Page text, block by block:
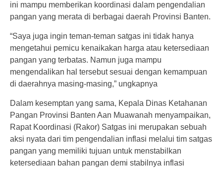
ini mampu memberikan koordinasi dalam pengendalian
pangan yang merata di berbagai daerah Provinsi Banten.
“Saya juga ingin teman-teman satgas ini tidak hanya
mengetahui pemicu kenaikakan harga atau ketersediaan
pangan yang terbatas. Namun juga mampu
mengendalikan hal tersebut sesuai dengan kemampuan
di daerahnya masing-masing,” ungkapnya
Dalam kesemptan yang sama, Kepala Dinas Ketahanan
Pangan Provinsi Banten Aan Muawanah menyampaikan,
Rapat Koordinasi (Rakor) Satgas ini merupakan sebuah
aksi nyata dari tim pengendalian inflasi melalui tim satgas
pangan yang memiliki tujuan untuk menstabilkan
ketersediaan bahan pangan demi stabilnya inflasi